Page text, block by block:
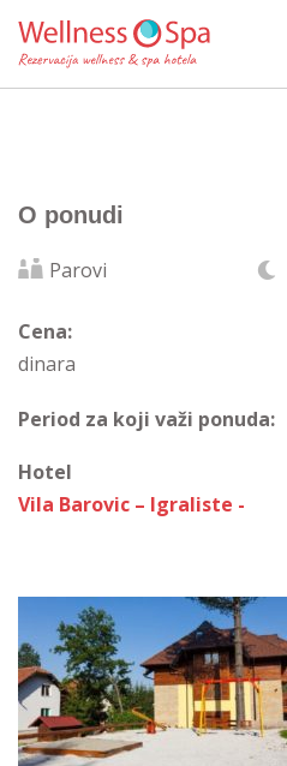
O ponudi
Parovi
Cena:
dinara
Period za koji važi ponuda:
Hotel
Vila Barovic – Igraliste -